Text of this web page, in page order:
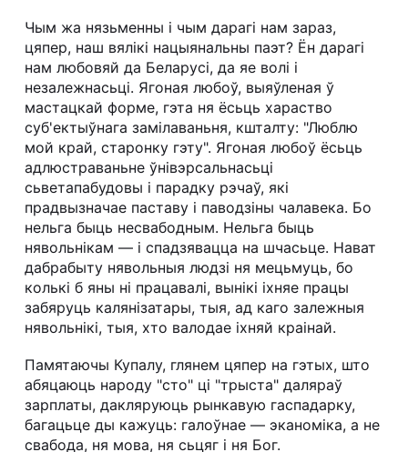
Чым жа нязьменны і чым дарагі нам зараз,
цяпер, наш вялікі нацыянальны паэт? Ён дарагі
нам любовяй да Беларусі, да яе волі і
незалежнасьці. Ягоная любоў, выяўленая ў
мастацкай форме, гэта ня ёсьць хараство
суб'ектыўнага замілаваньня, кшталту: "Люблю
мой край, старонку гэту". Ягоная любоў ёсьць
адлюстраваньне ўнівэрсальнасьці
сьветапабудовы і парадку рэчаў, які
прадвызначае паставу і паводзіны чалавека. Бо
нельга быць несвабодным. Нельга быць
нявольнікам — і спадзявацца на шчасьце. Нават
дабрабыту нявольныя людзі ня мецьмуць, бо
колькі б яны ні працавалі, вынікі іхняе працы
забяруць калянізатары, тыя, ад каго залежныя
нявольнікі, тыя, хто валодае іхняй краінай.
Памятаючы Купалу, глянем цяпер на гэтых, што
абяцаюць народу "сто" ці "трыста" даляраў
зарплаты, дакляруюць рынкавую гаспадарку,
багацьце ды кажуць: галоўнае — эканоміка, а не
свабода, ня мова, ня сьцяг і ня Бог.